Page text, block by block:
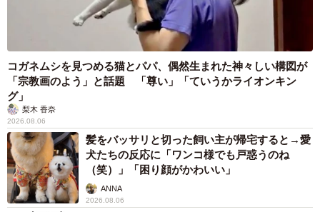
コガネムシを見つめる猫とパパ、偶然生まれた神々しい構図が
「宗教画のよう」と話題 「尊い」「ていうかライオンキン
グ」
梨木 香奈
2026.08.06
髪をバッサリと切った飼い主が帰宅すると→愛
犬たちの反応に「ワンコ様でも戸惑うのね
（笑）」「困り顔がかわいい」
ANNA
2026.08.06